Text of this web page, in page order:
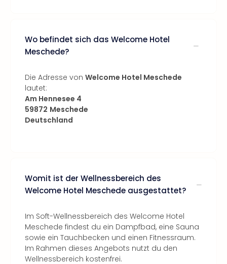
Wo befindet sich das Welcome Hotel
Meschede?
Die Adresse von Welcome Hotel Meschede
lautet:
Am Hennesee 4
59872 Meschede
Deutschland
Womit ist der Wellnessbereich des
Welcome Hotel Meschede ausgestattet?
Im Soft-Wellnessbereich des Welcome Hotel
Meschede findest du ein Dampfbad, eine Sauna
sowie ein Tauchbecken und einen Fitnessraum.
Im Rahmen dieses Angebots nutzt du den
Wellnessbereich kostenfrei.